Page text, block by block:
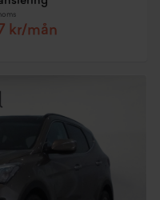
kr/mån